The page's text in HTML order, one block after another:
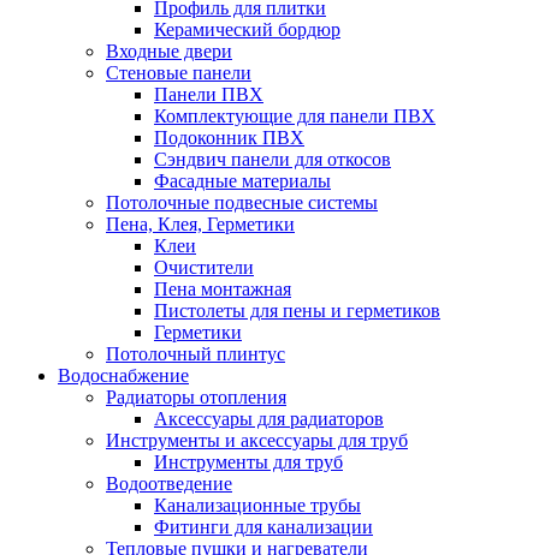
Профиль для плитки
Керамический бордюр
Входные двери
Стеновые панели
Панели ПВХ
Комплектующие для панели ПВХ
Подоконник ПВХ
Сэндвич панели для откосов
Фасадные материалы
Потолочные подвесные системы
Пена, Клея, Герметики
Клеи
Очистители
Пена монтажная
Пистолеты для пены и герметиков
Герметики
Потолочный плинтус
Водоснабжение
Радиаторы отопления
Аксессуары для радиаторов
Инструменты и аксессуары для труб
Инструменты для труб
Водоотведение
Канализационные трубы
Фитинги для канализации
Тепловые пушки и нагреватели